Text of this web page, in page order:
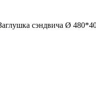
сэндвича Ø